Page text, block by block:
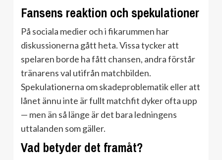
Fansens reaktion och spekulationer
På sociala medier och i fikarummen har
diskussionerna gått heta. Vissa tycker att
spelaren borde ha fått chansen, andra förstår
tränarens val utifrån matchbilden.
Spekulationerna om skadeproblematik eller att
lånet ännu inte är fullt matchfit dyker ofta upp
— men än så länge är det bara ledningens
uttalanden som gäller.
Vad betyder det framåt?